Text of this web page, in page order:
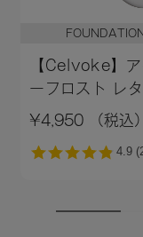
FOUNDATION
【Celvoke】
ーフロスト レ
クッション
¥4,950 （税込）